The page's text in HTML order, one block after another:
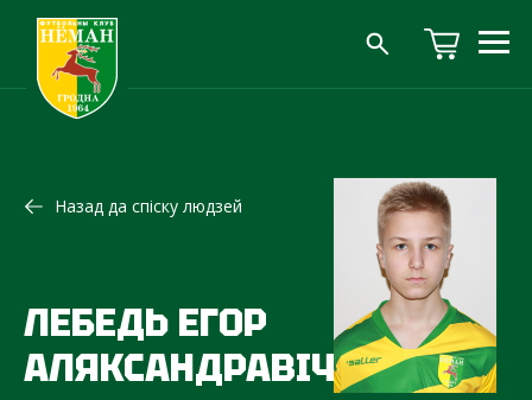
Назад да спіску людзей
ЛЕБЕДЬ ЕГОР
АЛЯКСАНДРАВІЧ